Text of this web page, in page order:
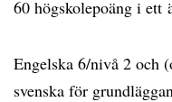
60 högskolepoäng i ett
Engelska 6/nivå 2 och
svenska för